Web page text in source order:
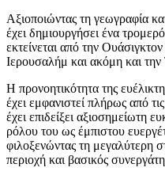
Αξιοποιώντας τη γεωγραφία
έχει δημιουργήσει ένα
εκτείνεται από την
Ιερουσαλήμ και ακόμη και την
Η προνοητικότητα της
έχει εμφανιστεί πλήρως από
έχει επιδείξει αξιοσημείωτη
ρόλου του ως έμπιστου
φιλοξενώντας τη μεγαλύτερη
περιοχή και βασικός